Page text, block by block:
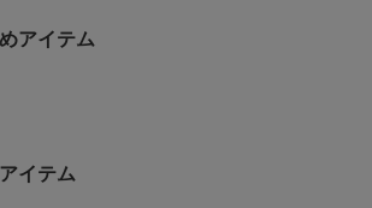
アイテム
イテム